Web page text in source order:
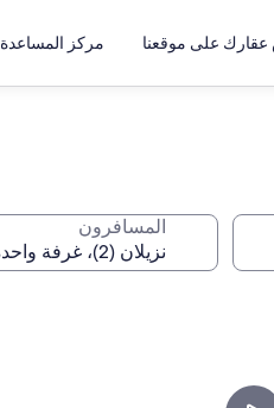
على موقعنا مركز المساعدة
المسافرون